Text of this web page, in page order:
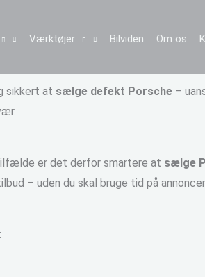
Værktøjer Bilviden Om os
sikkert at sælge defekt Porsche –
er det derfor smartere at sælge
– uden du skal bruge tid på